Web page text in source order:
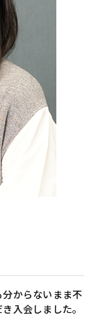
からないまま不
入会しました。